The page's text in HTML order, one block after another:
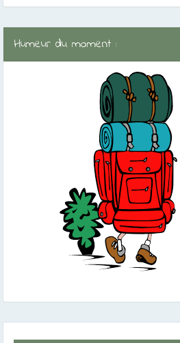
Humeur du moment :